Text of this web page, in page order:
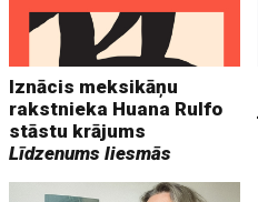
Iznācis meksikāņu
rakstnieka Huana Rulfo
stāstu krājums
Līdzenums liesmās